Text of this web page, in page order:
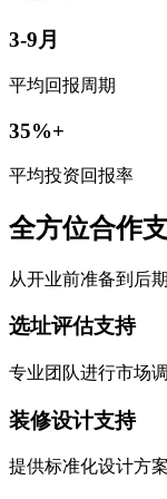
3-9月
平均回报周期
35%+
平均投资回报率
全方位合作
从开业前准备到后
选址评估支持
专业团队进行市场
装修设计支持
提供标准化设计方